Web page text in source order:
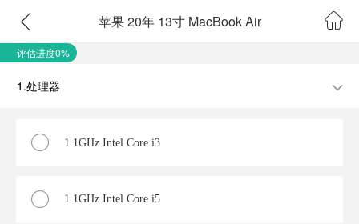
苹果 20年 13寸 MacBook Air
评估进度0%
1.处理器
1.1GHz Intel Core i3
1.1GHz Intel Core i5